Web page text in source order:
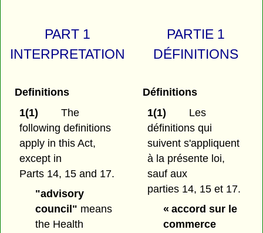
PART 1
INTERPRETATION
PARTIE 1
DÉFINITIONS
Definitions
1(1)
The
following definitions
apply in this Act,
except in
Parts 14, 15 and 17.
"advisory
council" means
the Health
Définitions
1(1)
Les
définitions qui
suivent s'appliquent
à la présente loi,
sauf aux
parties 14, 15 et 17.
« accord sur le
commerce